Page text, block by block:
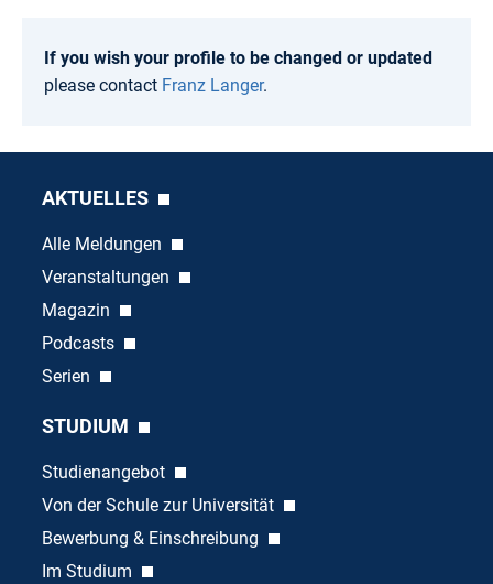
If you wish your profile to be changed or updated
please contact Franz Langer.
AKTUELLES
Alle Meldungen
Veranstaltungen
Magazin
Podcasts
Serien
STUDIUM
Studienangebot
Von der Schule zur Universität
Bewerbung & Einschreibung
Im Studium